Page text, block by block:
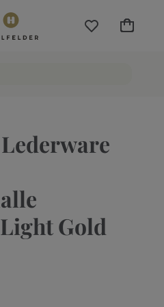
Mein
Gold